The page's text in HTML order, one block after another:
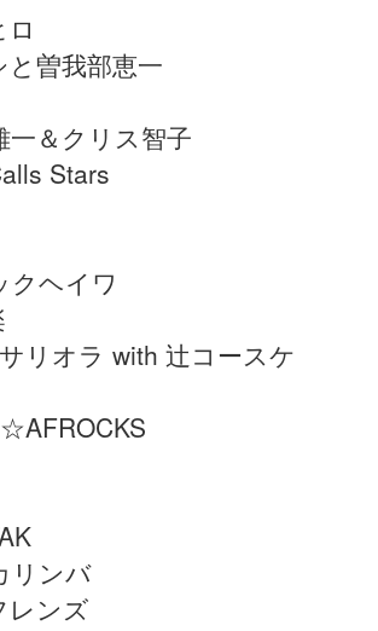
曽我部恵一
一＆クリス智子
Stars
クヘイワ
リオラ with 辻コースケ
リンバ
レンズ